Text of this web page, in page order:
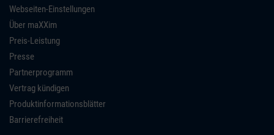
Webseiten-Einstellungen
Über maXXim
Preis-Leistung
Presse
Partnerprogramm
Vertrag kündigen
Produktinformationsblätter
Barrierefreiheit